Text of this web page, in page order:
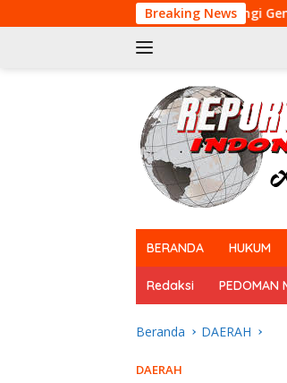
ke
Breaking News
Bentengi Generasi Muda Dari
BERANDA HUKUM
Redaksi PEDOMAN
Beranda DAERAH
DAERAH